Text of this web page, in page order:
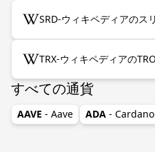
SRD-ウィキペディアのス
TRX-ウィキペディアの
すべての通貨
AAVE - Aave ADA - Cardano